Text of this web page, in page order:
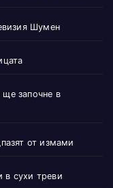
Шумен
започне в
от измами
в сухи треви